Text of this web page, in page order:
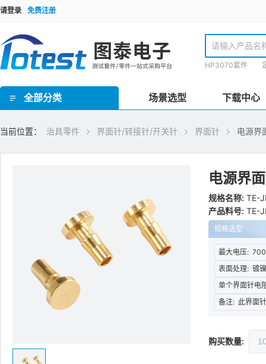
请登录 免费注册
HP3070套件
全部分类 场景选型 下载中心
当前位置： 治具零件 界面针/转接针/开关针 界面针 电源界
电源界
规格名称: TE-
产品料号: TE-
规格选型
最大电压:
表面处理: 镀
单个界面针电
备注: 此界面
购买数量: